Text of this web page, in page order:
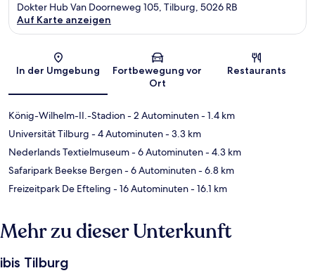
Karte
Dokter Hub Van Doorneweg 105, Tilburg, 5026 RB
Auf Karte anzeigen
In der Umgebung
Fortbewegung vor
Ort
Restaurants
König-Wilhelm-II.-Stadion- 2 Autominuten- 1.4 km
Universität Tilburg - 4 Autominuten- 3.3 km
Nederlands Textielmuseum- 6 Autominuten- 4.3 km
Safaripark Beekse Bergen- 6 Autominuten- 6.8 km
Freizeitpark De Efteling - 16 Autominuten- 16.1 km
Mehr zu dieser Unterkunft
ibis Tilburg